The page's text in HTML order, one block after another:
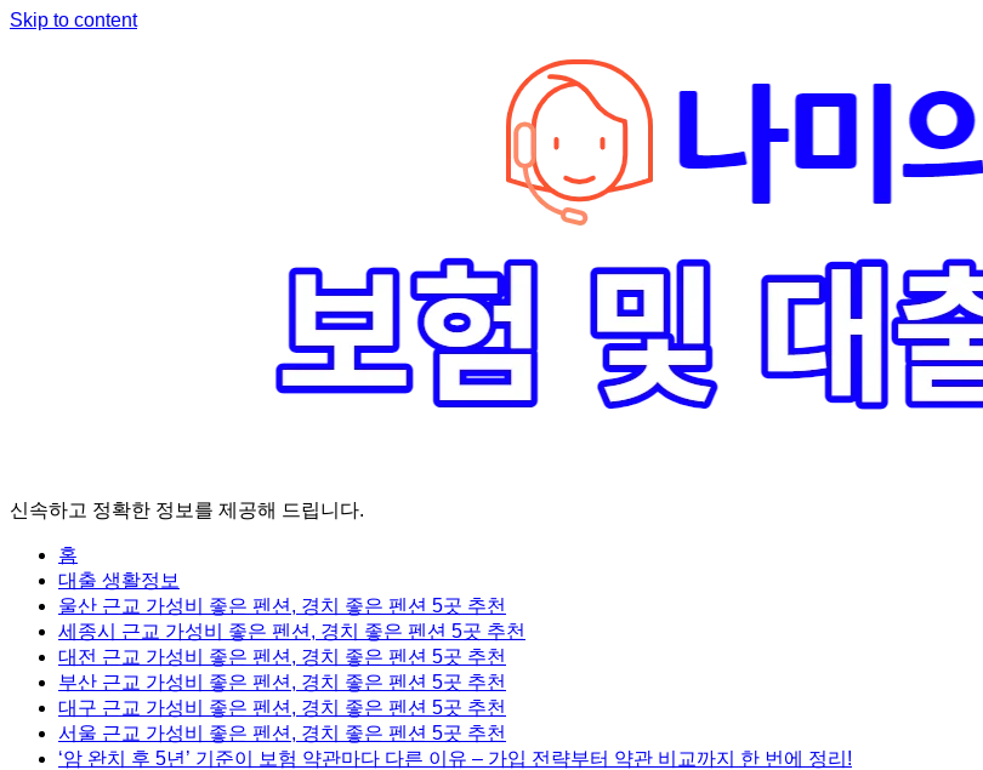
Skip to content
신속하고 정확한 정보를 제공해 드립니다.
홈
대출 생활정보
울산 근교 가성비 좋은 펜션, 경치 좋은 펜션 5곳 추천
세종시 근교 가성비 좋은 펜션, 경치 좋은 펜션 5곳 추천
대전 근교 가성비 좋은 펜션, 경치 좋은 펜션 5곳 추천
부산 근교 가성비 좋은 펜션, 경치 좋은 펜션 5곳 추천
대구 근교 가성비 좋은 펜션, 경치 좋은 펜션 5곳 추천
서울 근교 가성비 좋은 펜션, 경치 좋은 펜션 5곳 추천
‘암 완치 후 5년’ 기준이 보험 약관마다 다른 이유 – 가입 전략부터 약관 비교까지 한 번에 정리!